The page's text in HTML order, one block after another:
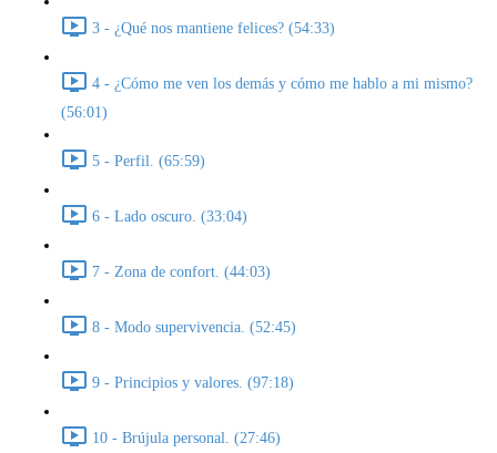
3 - ¿Qué nos mantiene felices? (54:33)
4 - ¿Cómo me ven los demás y cómo me hablo a mi mismo?
(56:01)
5 - Perfil. (65:59)
6 - Lado oscuro. (33:04)
7 - Zona de confort. (44:03)
8 - Modo supervivencia. (52:45)
9 - Principios y valores. (97:18)
10 - Brújula personal. (27:46)